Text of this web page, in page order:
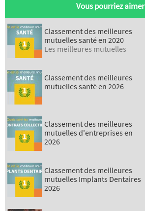
Vous pourriez aimer
Classement des meilleures
mutuelles santé en 2020
Les meilleures mutuelles
Classement des meilleures
mutuelles santé en 2026
Classement des meilleures
mutuelles d'entreprises en
2026
Classement des meilleures
mutuelles Implants Dentaires
2026